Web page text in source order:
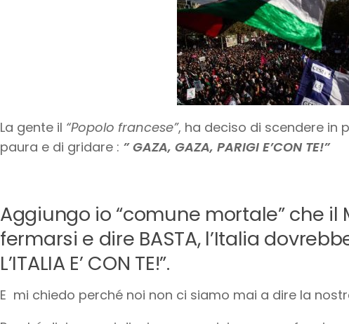
La gente il “Popolo francese”, ha deciso di scendere in
paura e di gridare : ” GAZA, GAZA, PARIGI E’CON TE!”
Aggiungo io “comune mortale” che il
fermarsi e dire BASTA, l’Italia
L’ITALIA E’ CON TE!”.
E mi chiedo perché noi non ci siamo mai a dire la